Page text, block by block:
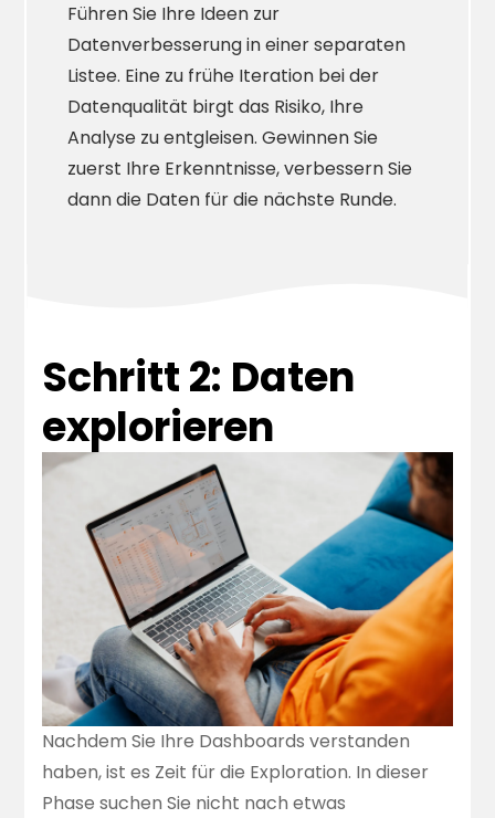
Führen Sie Ihre Ideen zur
Datenverbesserung in einer separaten
Listee. Eine zu frühe Iteration bei der
Datenqualität birgt das Risiko, Ihre
Analyse zu entgleisen. Gewinnen Sie
zuerst Ihre Erkenntnisse, verbessern Sie
dann die Daten für die nächste Runde.
Schritt 2: Daten
explorieren
Nachdem Sie Ihre Dashboards verstanden
haben, ist es Zeit für die Exploration. In dieser
Phase suchen Sie nicht nach etwas